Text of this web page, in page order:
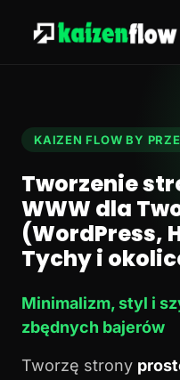
KAIZEN FLOW BY
Tworzenie
WWW dla
(WordPress,
Tychy i
Minimalizm, styl i
zbędnych bajerów
Tworzę strony